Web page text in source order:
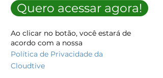
Quero acessar agora!
Ao clicar no botão, você estará de
acordo com a nossa
Política de Privacidade da
Cloudtive